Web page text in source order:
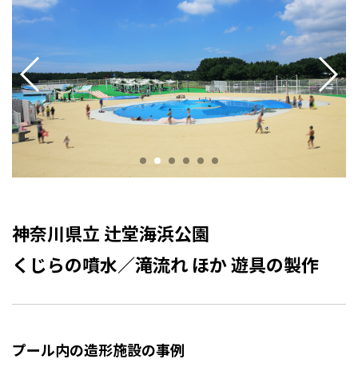
神奈川県立 辻堂海浜公園
くじらの噴水／滝流れ ほか 遊具の製作
プール内の造形施設の事例